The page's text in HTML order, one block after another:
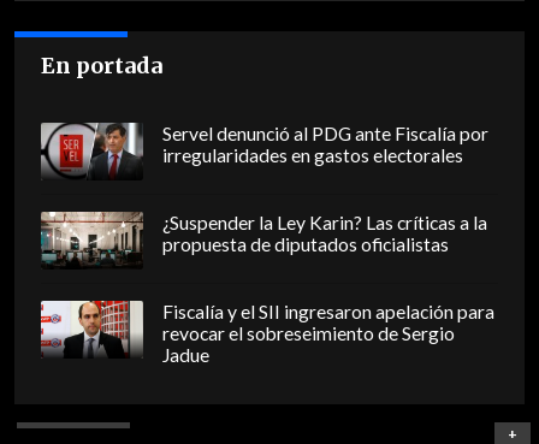
En portada
Servel denunció al PDG ante Fiscalía por
irregularidades en gastos electorales
¿Suspender la Ley Karin? Las críticas a la
propuesta de diputados oficialistas
Fiscalía y el SII ingresaron apelación para
revocar el sobreseimiento de Sergio
Jadue
+